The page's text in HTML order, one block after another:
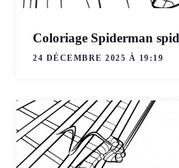
Coloriage Spiderman
24 DÉCEMBRE 2025 À 19:19